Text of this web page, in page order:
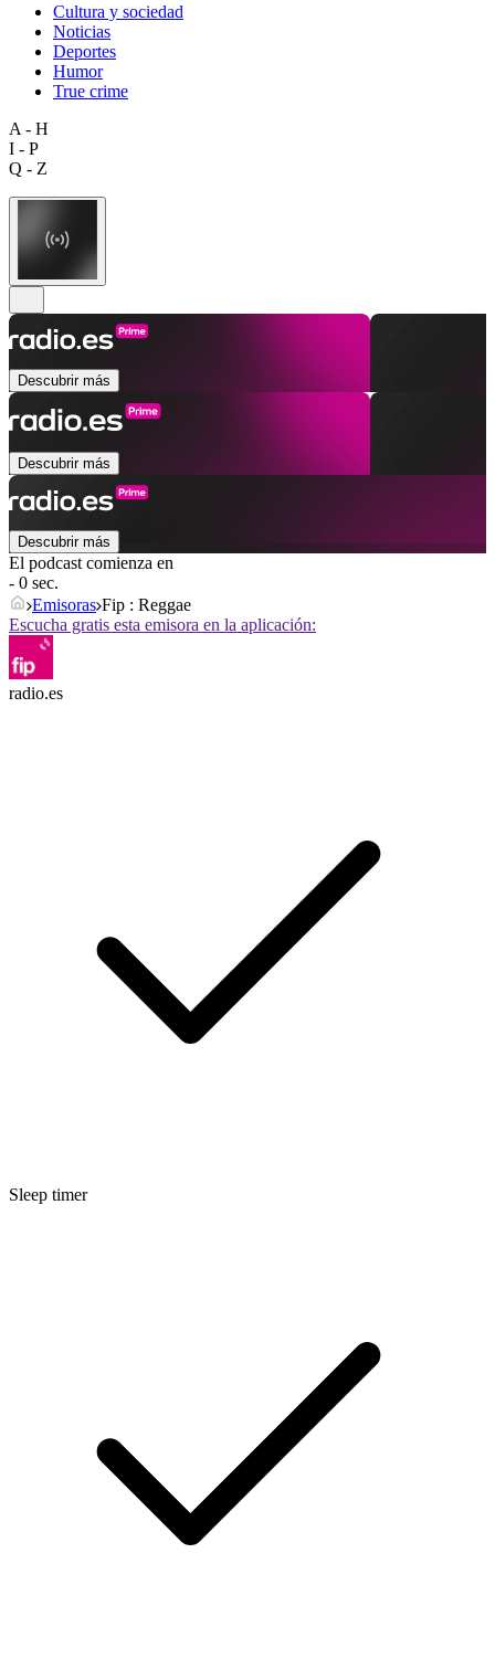
Cultura y sociedad
Noticias
Deportes
Humor
True crime
A - H
I - P
Q - Z
Descubrir más
Descubrir más
Descubrir más
El podcast comienza en
- 0 sec.
Emisoras Fip : Reggae
Escucha gratis esta emisora en la aplicación:
radio.es
Sleep timer